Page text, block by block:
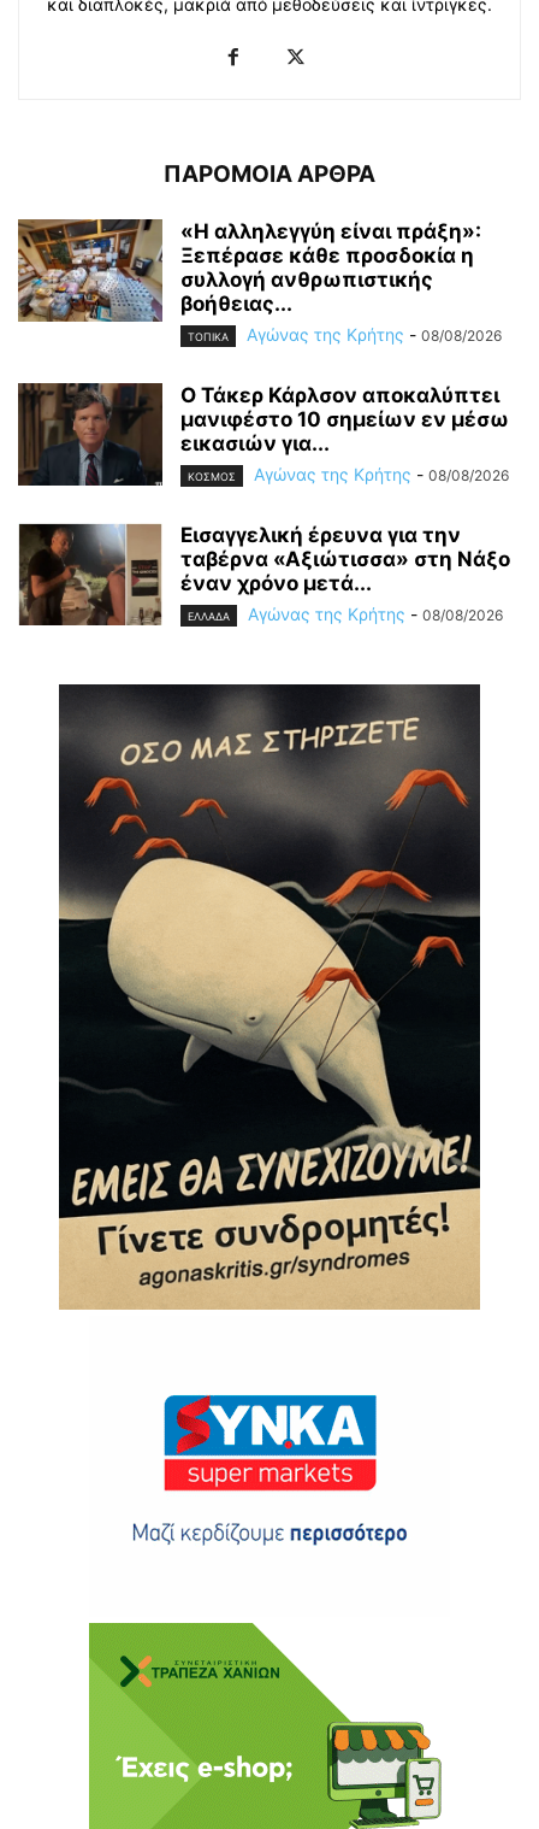
ΠΑΡΟΜΟΙΑ ΑΡΘΡΑ
«Η αλληλεγγύη είναι πράξη»:
Ξεπέρασε κάθε προσδοκία η
συλλογή ανθρωπιστικής
βοήθειας...
ΤΟΠΙΚΑ Αγώνας της Κρήτης - 08/08/2026
Ο Τάκερ Κάρλσον αποκαλύπτει
μανιφέστο 10 σημείων εν μέσω
εικασιών για...
ΚΟΣΜΟΣ Αγώνας της Κρήτης - 08/08/2026
Εισαγγελική έρευνα για την
ταβέρνα «Αξιώτισσα» στη Νάξο
έναν χρόνο μετά...
ΕΛΛΑΔΑ Αγώνας της Κρήτης - 08/08/2026